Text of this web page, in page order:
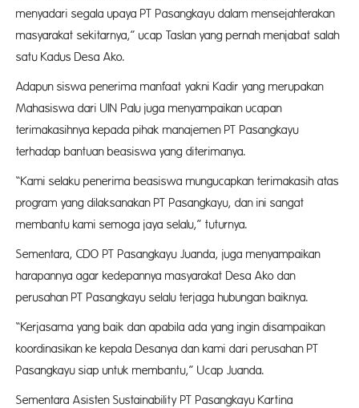
menyadari segala upaya PT Pasangkayu dalam mensejahterakan
masyarakat sekitarnya,” ucap Taslan yang pernah menjabat salah
satu Kadus Desa Ako.
Adapun siswa penerima manfaat yakni Kadir yang merupakan
Mahasiswa dari UIN Palu juga menyampaikan ucapan
terimakasihnya kepada pihak manajemen PT Pasangkayu
terhadap bantuan beasiswa yang diterimanya.
“Kami selaku penerima beasiswa mungucapkan terimakasih atas
program yang dilaksanakan PT Pasangkayu, dan ini sangat
membantu kami semoga jaya selalu,” tuturnya.
Sementara, CDO PT Pasangkayu Juanda, juga menyampaikan
harapannya agar kedepannya masyarakat Desa Ako dan
perusahan PT Pasangkayu selalu terjaga hubungan baiknya.
“Kerjasama yang baik dan apabila ada yang ingin disampaikan
koordinasikan ke kepala Desanya dan kami dari perusahan PT
Pasangkayu siap untuk membantu,” Ucap Juanda.
Sementara Asisten Sustainability PT Pasangkayu Kartina